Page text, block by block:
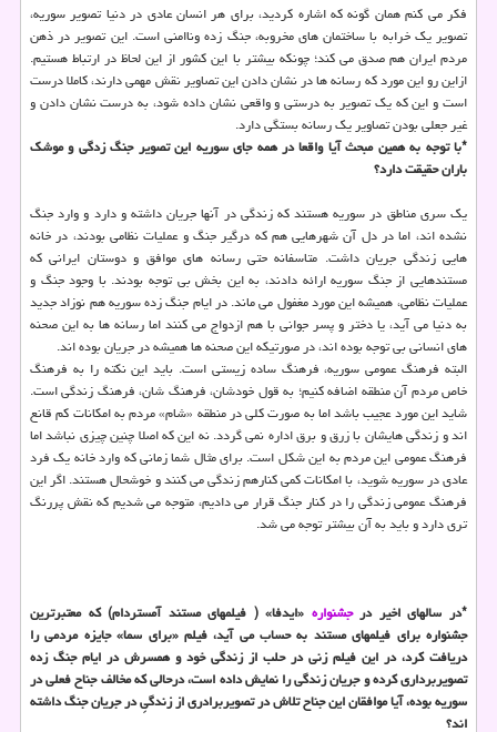
فکر می کنم همان گونه که اشاره کردید، برای هر انسان عادی در دنیا تصویر سوریه،
تصویر یک خرابه با ساختمان های مخروبه، جنگ زده وناامنی است. این تصویر در ذهن
مردم ایران هم صدق می کند؛ چونکه بیشتر با این کشور از این لحاظ در ارتباط هستیم.
ازاین رو این مورد که رسانه ها در نشان دادن این تصاویر نقش مهمی دارند، کاملا درست
است و این که یک تصویر به درستی و واقعی نشان داده شود، به درست نشان دادن و
غیر جعلی بودن تصاویر یک رسانه بستگی دارد.
*با توجه به همین مبحث آیا واقعا در همه جای سوریه این تصویر جنگ زدگی و موشک
باران حقیقت دارد؟
یک سری مناطق در سوریه هستند که زندگی در آنها جریان داشته و دارد و وارد جنگ
نشده اند، اما در دل آن شهرهایی هم که درگیر جنگ و عملیات نظامی بودند، در خانه
هایی زندگی جریان داشت. متاسفانه حتی رسانه های موافق و دوستان ایرانی که
مستندهایی از جنگ سوریه ارائه دادند، به این بخش بی توجه بودند. با وجود جنگ و
عملیات نظامی، همیشه این مورد مغفول می ماند. در ایام جنگ زده سوریه هم نوزاد جدید
به دنیا می آید، یا دختر و پسر جوانی با هم ازدواج می کنند اما رسانه ها به این صحنه
های انسانی بی توجه بوده اند، در صورتیکه این صحنه ها همیشه در جریان بوده اند.
البته فرهنگ عمومی سوریه، فرهنگ ساده زیستی است. باید این نکته را به فرهنگ
خاص مردم آن منطقه اضافه کنیم؛ به قول خودشان، فرهنگ شان، فرهنگ زندگی است.
شاید این مورد عجیب باشد اما به صورت کلی در منطقه «شام» مردم به امکانات کم قانع
اند و زندگی هایشان با زرق و برق اداره نمی گردد. نه این که اصلا چنین چیزی نباشد اما
فرهنگ عمومی این مردم به این شکل است. برای مثال شما زمانی که وارد خانه یک فرد
عادی در سوریه شوید، با امکانات کمی کنارهم زندگی می کنند و خوشحال هستند. اگر این
فرهنگ عمومی زندگی را در کنار جنگ قرار می دادیم، متوجه می شدیم که نقش پررنگ
تری دارد و باید به آن بیشتر توجه می شد.
*در سالهای اخیر درجشنواره «ایدفا» ( فیلمهای مستند آمستردام) که معتبرترین
جشنواره برای فیلمهای مستند به حساب می آید، فیلم «برای سما» جایزه مردمی را
دریافت کرد، در این فیلم زنی در حلب از زندگی خود و همسرش در ایام جنگ زده
تصویربرداری کرده و جریان زندگی را نمایش داده است، درحالی که مخالف جناح فعلی در
سوریه بوده، آیا موافقان این جناح تلاش در تصویربرادری از زندگیِ در جریان جنگ داشته
اند؟